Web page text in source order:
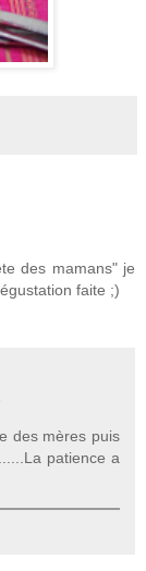
des mamans" je
faite ;)
des mères puis
patience a